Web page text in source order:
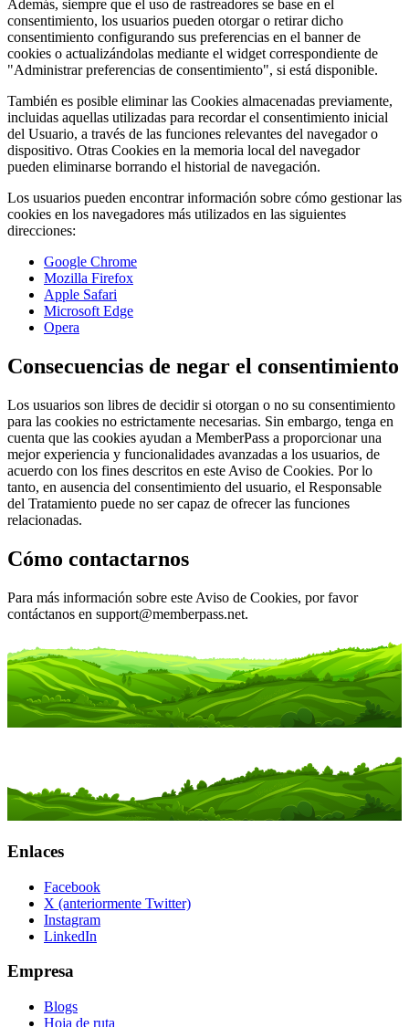
Además, siempre que el uso de rastreadores se base en el
consentimiento, los usuarios pueden otorgar o retirar dicho
consentimiento configurando sus preferencias en el banner de
cookies o actualizándolas mediante el widget correspondiente de
"Administrar preferencias de consentimiento", si está disponible.
También es posible eliminar las Cookies almacenadas previamente,
incluidas aquellas utilizadas para recordar el consentimiento inicial
del Usuario, a través de las funciones relevantes del navegador o
dispositivo. Otras Cookies en la memoria local del navegador
pueden eliminarse borrando el historial de navegación.
Los usuarios pueden encontrar información sobre cómo gestionar las
cookies en los navegadores más utilizados en las siguientes
direcciones:
Google Chrome
Mozilla Firefox
Apple Safari
Microsoft Edge
Opera
Consecuencias de negar el consentimiento
Los usuarios son libres de decidir si otorgan o no su consentimiento
para las cookies no estrictamente necesarias. Sin embargo, tenga en
cuenta que las cookies ayudan a MemberPass a proporcionar una
mejor experiencia y funcionalidades avanzadas a los usuarios, de
acuerdo con los fines descritos en este Aviso de Cookies. Por lo
tanto, en ausencia del consentimiento del usuario, el Responsable
del Tratamiento puede no ser capaz de ofrecer las funciones
relacionadas.
Cómo contactarnos
Para más información sobre este Aviso de Cookies, por favor
contáctanos en support@memberpass.net.
Enlaces
Facebook
X (anteriormente Twitter)
Instagram
LinkedIn
Empresa
Blogs
Hoja de ruta